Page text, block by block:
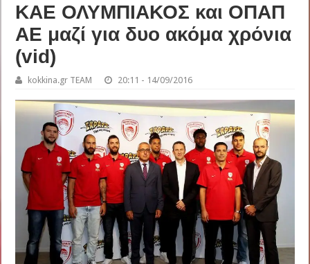
ΚΑΕ ΟΛΥΜΠΙΑΚΟΣ και ΟΠΑΠ
ΑΕ μαζί για δυο ακόμα χρόνια
(vid)
kokkina.gr TEAM 20:11 - 14/09/2016